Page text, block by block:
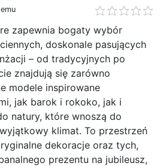
zapewnia bogaty wybór
doskonale pasujących
– od tradycyjnych po
znajdują się zarówno
modele inspirowane
jak barok i rokoko, jak i
natury, które wnoszą do
klimat. To przestrzeń
dekoracje oraz tych,
prezentu na jubileusz,